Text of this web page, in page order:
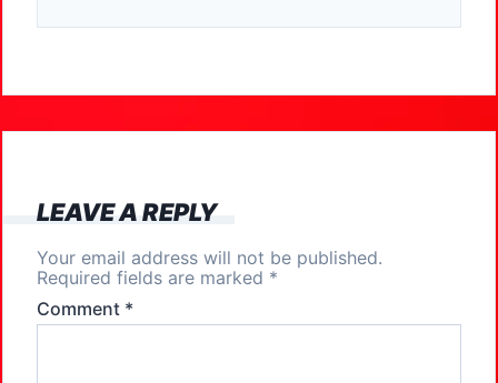
c
b
o
k
st
d
o
ai ar
LEAVE A REPLY
Your email address will not be published.
Required fields are marked *
Comment *